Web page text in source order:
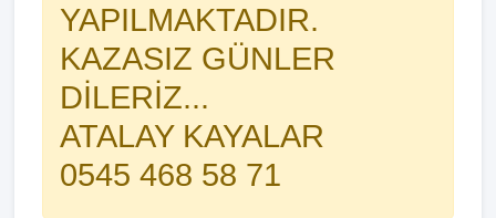
YAPILMAKTADIR.
KAZASIZ GÜNLER
DİLERİZ...
ATALAY KAYALAR
0545 468 58 71